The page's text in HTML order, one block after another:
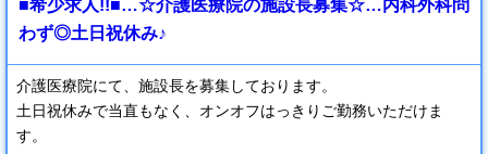
■希少求人!!■…☆介護医療院の施設長募集☆…内科外科問
わず◎土日祝休み♪
介護医療院にて、施設長を募集しております。
土日祝休みで当直もなく、オンオフはっきりご勤務いただけま
す。